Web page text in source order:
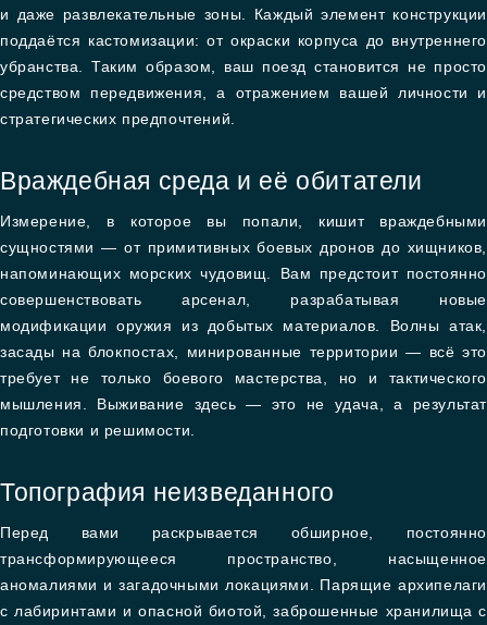
и даже развлекательные зоны. Каждый элемент конструкции
поддаётся кастомизации: от окраски корпуса до внутреннего
убранства. Таким образом, ваш поезд становится не просто
средством передвижения, а отражением вашей личности и
стратегических предпочтений.
Враждебная среда и её обитатели
Измерение, в которое вы попали, кишит враждебными
сущностями — от примитивных боевых дронов до хищников,
напоминающих морских чудовищ. Вам предстоит постоянно
совершенствовать арсенал, разрабатывая новые
модификации оружия из добытых материалов. Волны атак,
засады на блокпостах, минированные территории — всё это
требует не только боевого мастерства, но и тактического
мышления. Выживание здесь — это не удача, а результат
подготовки и решимости.
Топография неизведанного
Перед вами раскрывается обширное, постоянно
трансформирующееся пространство, насыщенное
аномалиями и загадочными локациями. Парящие архипелаги
с лабиринтами и опасной биотой, заброшенные хранилища с